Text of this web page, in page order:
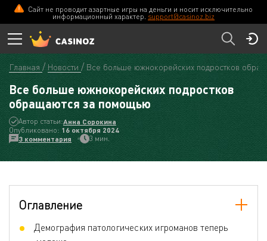
Сайт не проводит азартные игры на деньги и носит исключительно
информационный характер. support@casinoz.biz
Главная Новости Все больше южнокорейских подростков
Все больше южнокорейских подростков
обращаются за помощью
Автор статьи:Анна Сорокина
Опубликовано: 16 октября 2024
3 комментария
3 мин.
Оглавление
Демография патологических игроманов теперь